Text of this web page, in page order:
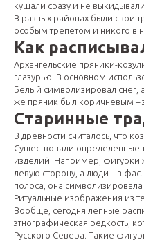
кушали сразу и не
В разных районах были свои
особым трепетом и никого в
Как
Архангельские пряники-
глазурью. В основном
Белый символизировал снег,
же пряник был коричневым –
Старинные
В древности считалось, что
Существовали определенные
изделий. Например, фигурки
левую сторону, а люди – в
полоса, она
Ритуальные изображения из
Вообще, сегодня лепные
этнографическая редкость,
Русского Севера. Такие